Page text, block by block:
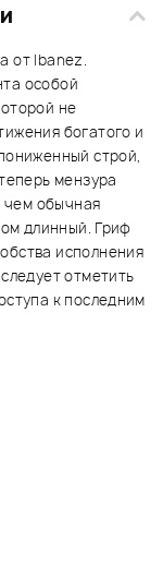
от Ibanez.
особой
не
богатого и
строй,
мензура
чем обычная
длинный. Гриф
исполнения
отметить
к последним